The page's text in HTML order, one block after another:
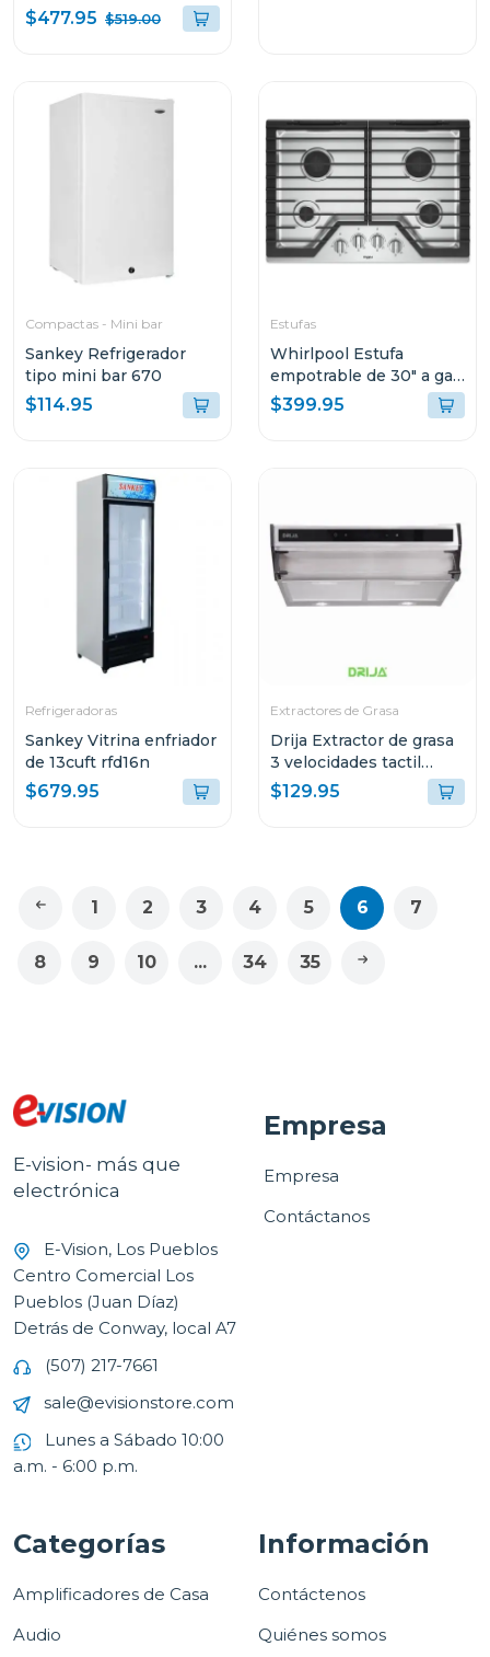
$477.95 $519.00
Compactas - Mini bar
Sankey Refrigerador
tipo mini bar 670
$114.95
Estufas
Whirlpool Estufa
empotrable de 30" a gas
4 quemadores wcg55
$399.95
Refrigeradoras
Sankey Vitrina enfriador
de 13cuft rfd16n
$679.95
Extractores de Grasa
Drija Extractor de grasa
3 velocidades tactil
60cm slim touch
$129.95
1 2 3 4 5 6 7
8 9 10 ... 34 35
E-vision- más que
electrónica
E-Vision, Los Pueblos
Centro Comercial Los
Pueblos (Juan Díaz)
Detrás de Conway, local A7
(507) 217-7661
sale@evisionstore.com
Lunes a Sábado 10:00
a.m. - 6:00 p.m.
Empresa
Empresa
Contáctanos
Categorías
Amplificadores de Casa
Audio
Información
Contáctenos
Quiénes somos